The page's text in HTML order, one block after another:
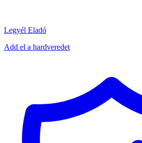
Legyél Eladó
Add el a hardveredet